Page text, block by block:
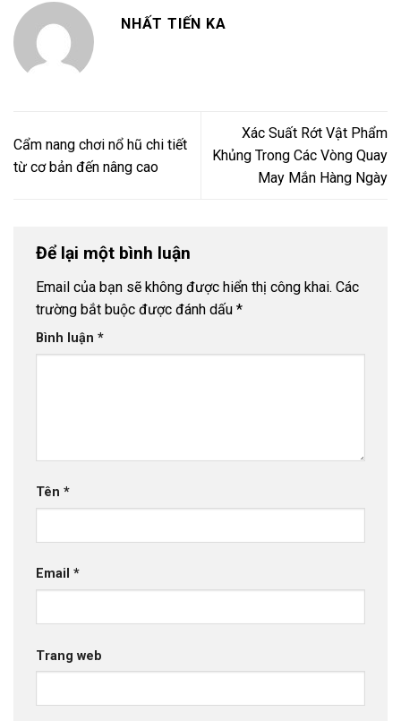
NHẤT TIẾN KA
Cẩm nang chơi nổ hũ chi tiết
từ cơ bản đến nâng cao
Xác Suất Rớt Vật Phẩm
Khủng Trong Các Vòng Quay
May Mắn Hàng Ngày
Để lại một bình luận
Email của bạn sẽ không được hiển thị công khai. Các
trường bắt buộc được đánh dấu *
Bình luận *
Tên *
Email *
Trang web